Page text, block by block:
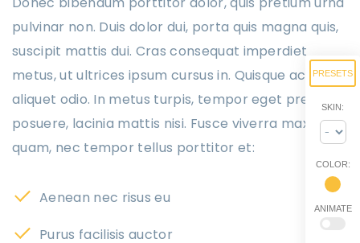
pulvinar non. Duis dolor dui, porta quis magna quis,
suscipit mattis dui. Cras consequat imperdiet
metus, ut ultrices ipsum cursus in. Quisque ac
aliquet odio. In metus turpis, tempor eget pretium
posuere, lacinia mattis nisi. Fusce viverra maximus
quam, nec tempor tellus porttitor et:
Aenean nec risus eu
Purus facilisis auctor
PRESETS
SKIN:
COLOR:
ANIMATE